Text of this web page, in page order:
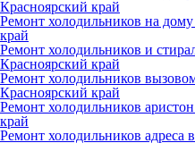
Красноярский край
Ремонт холодильников на
край
Ремонт холодильников и
Красноярский край
Ремонт холодильников
Красноярский край
Ремонт холодильников
край
Ремонт холодильников адреса